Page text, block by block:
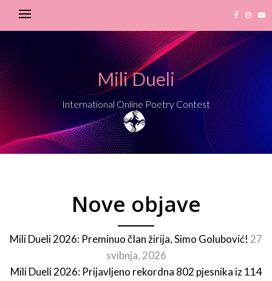
Mili Dueli
International Online Poetry Contest
Nove objave
Mili Dueli 2026: Preminuo član žirija, Simo Golubović! 27
svibnja, 2026
Mili Dueli 2026: Prijavljeno rekordna 802 pjesnika iz 114